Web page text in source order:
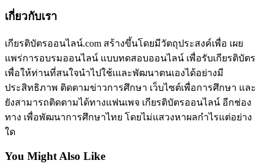
เกี่ยวกับเรา
เกียรติบัตรออนไลน์.com สร้างขึ้นโดยมีวัตถุประสงค์เพื่อ เผย
แพร่การอบรมออนไลน์ แบบทดสอบออนไลน์ เพื่อรับเกียรติบัตร
เพื่อให้ท่านที่สนใจนำไปใช้เและพัฒนาตนเองได้อย่างมี
ประสิทธิภาพ ติดตามข่าวการศึกษา เว็บไซต์เพื่อการศึกษา และ
ยังสามารถติดตามได้ทางแฟนเพจ เกียรติบัตรออนไลน์ อีกช่อง
ทาง เพื่อพัฒนาการศึกษาไทย โดยไม่แสวงหาผลกำไรแต่อย่าง
ใด
You Might Also Like